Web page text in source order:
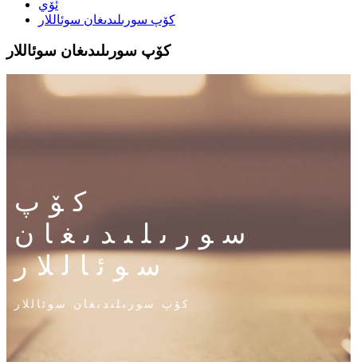
ئۆي
كۆپ سورىلىدىغان سوئاللار
كۆپ سورىلىدىغان سوئاللار
كۆپ
سورىلىدىغان
سوئاللار
كۆپ سورىلىدىغان سوئاللار